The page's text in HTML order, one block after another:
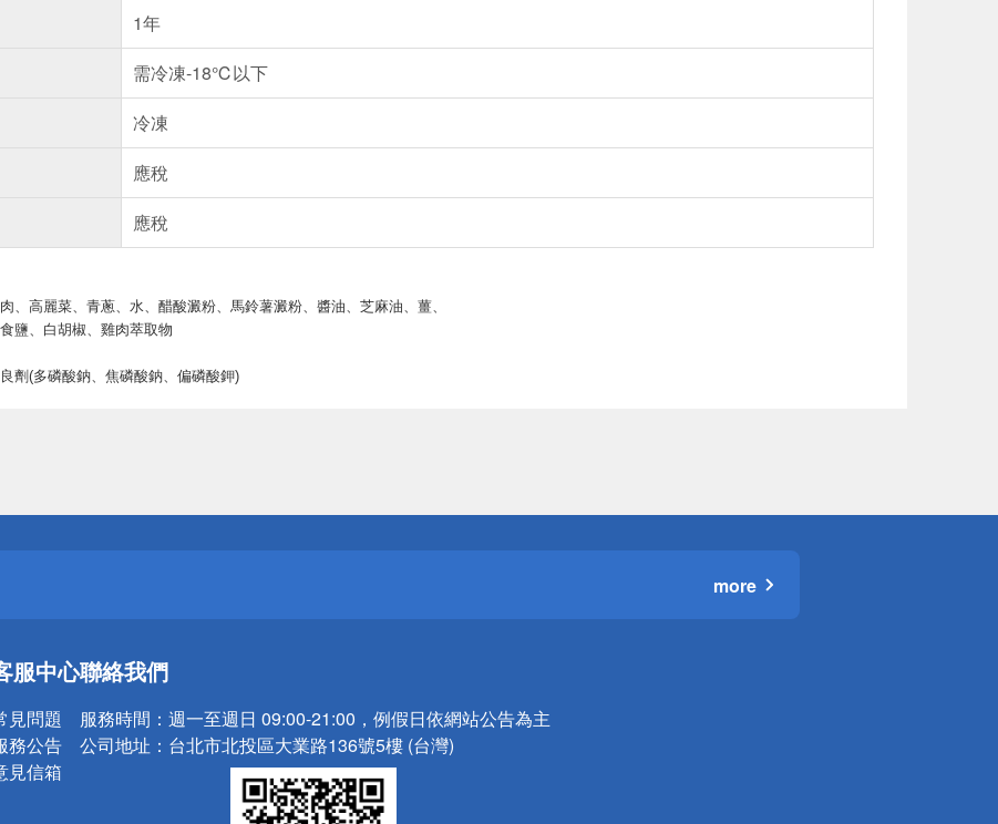
1年
需冷凍-18℃以下
冷凍
應稅
應稅
、高麗菜、青蔥、水、醋酸澱粉、馬鈴薯澱粉、醬油、芝麻油、薑、
鹽、白胡椒、雞肉萃取物
劑(多磷酸鈉、焦磷酸鈉、偏磷酸鉀)
小心！
小心！
more
服中心
見問題
務公告
見信箱
聯絡我們
服務時間： 週一至週日 09:00-21:00，例假日依網站公告為主
公司地址： 台北市北投區大業路136號5樓 (台灣)